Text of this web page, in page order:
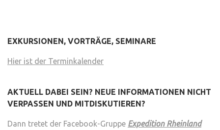
EXKURSIONEN, VORTRÄGE, SEMINARE
Hier ist der Terminkalender
AKTUELL DABEI SEIN? NEUE INFORMATIONEN NICHT
VERPASSEN UND MITDISKUTIEREN?
Dann tretet der Facebook-Gruppe Expedition Rheinland